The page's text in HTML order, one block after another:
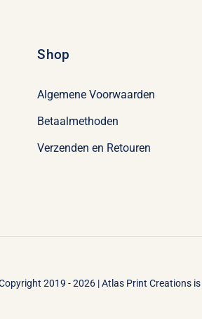
Shop
Algemene Voorwaarden
Betaalmethoden
Verzenden en Retouren
2019 - 2026 | Atlas Print Creations is